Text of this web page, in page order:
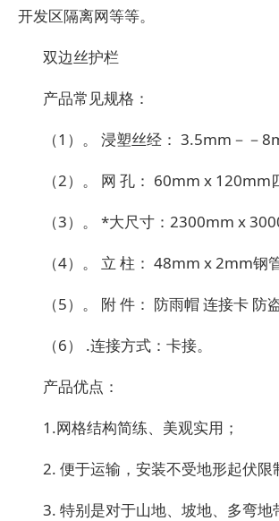
开发区隔离网等等。
双边丝护栏
产品常见规格：
（1）。 浸塑丝经： 3.5mm－－
（2）。 网 孔： 60mm x 120mm
（3）。 *大尺寸：2300mm x
（4）。 立 柱： 48mm x 2mm钢
（5）。 附 件： 防雨帽 连接卡 防
（6） .连接方式：卡接。
产品优点：
1.网格结构简练、美观实用；
2. 便于运输，安装不受地形起伏限
3. 特别是对于山地、坡地、多弯地